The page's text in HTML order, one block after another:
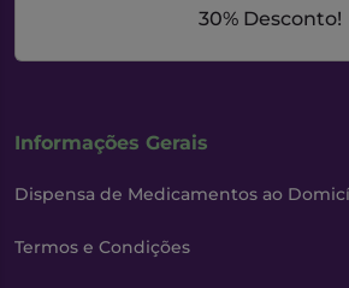
30% Desconto!
Informações Gerais
Dispensa de Medicamentos ao
Termos e Condições